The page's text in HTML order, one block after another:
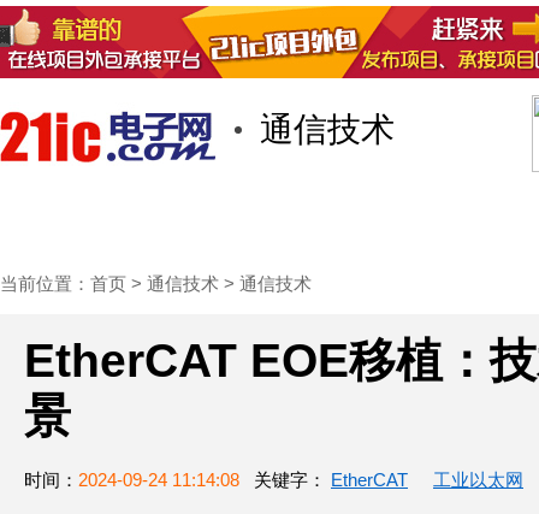
通信技术
当前位置： 首页 > 通信技术 > 通信技术
EtherCAT EOE移植：
景
时间： 2024-09-24 11:14:08 关键字： EtherCAT 工业以太网